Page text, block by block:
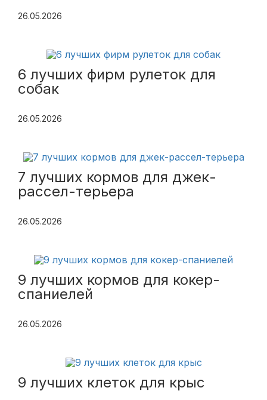
26.05.2026
6 лучших фирм рулеток для
собак
26.05.2026
7 лучших кормов для джек-
рассел-терьера
26.05.2026
9 лучших кормов для кокер-
спаниелей
26.05.2026
9 лучших клеток для крыс